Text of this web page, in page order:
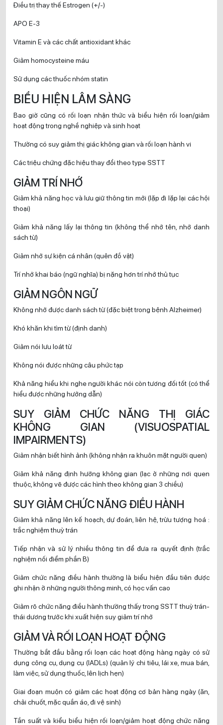
Điều trị thay thế Estrogen (+/-)
APO E-3
Vitamin E và các chất antioxidant khác
Giảm homocysteine máu
Sử dụng các thuốc nhóm statin
BIỂU HIỆN LÂM SÀNG
Bao giờ cũng có rối loạn nhận thức và biểu hiện rối loạn/giảm
hoạt động trong nghề nghiệp và sinh hoạt
Thường có suy giảm thị giác không gian và rối loạn hành vi
Các triệu chứng đặc hiệu thay đổi theo type SSTT
GIẢM TRÍ NHỚ
Giảm khả năng học và lưu giữ thông tin mới (lặp đi lặp lại các hội
thoại)
Giảm khả năng lấy lại thông tin (không thể nhớ tên, nhớ danh
sách từ)
Giảm nhớ sự kiện cá nhân (quên đồ vật)
Trí nhớ khai báo (ngữ nghĩa) bị nặng hơn trí nhớ thủ tục
GIẢM NGÔN NGỮ
Không nhớ được danh sách từ (đặc biệt trong bệnh Alzheimer)
Khó khăn khi tìm từ (định danh)
Giảm nói lưu loát từ
Không nói được những câu phức tạp
Khả năng hiểu khi nghe người khác nói còn tương đối tốt (có thể
hiểu được những hướng dẫn)
SUY GIẢM CHỨC NĂNG THỊ GIÁC
KHÔNG GIAN (VISUOSPATIAL
IMPAIRMENTS)
Giảm nhận biết hình ảnh (không nhận ra khuôn mặt người quen)
Giảm khả năng định hướng không gian (lạc ở những nơi quen
thuộc, không vẽ được các hình theo không gian 3 chiều)
SUY GIẢM CHỨC NĂNG ĐIỀU HÀNH
Giảm khả năng lên kế hoạch, dự đoán, liên hệ, trừu tượng hoá :
trắc nghiệm thuỳ trán
Tiếp nhận và sử lý nhiều thông tin để đưa ra quyết định (trắc
nghiệm nối điểm phần B)
Giảm chức năng điều hành thường là biểu hiện đầu tiên được
ghi nhận ở những người thông minh, có học vấn cao
Giảm rõ chức năng điều hành thường thấy trong SSTT thuỳ trán-
thái dương trước khi xuất hiện suy giảm trí nhớ
GIẢM VÀ RỐI LOẠN HOẠT ĐỘNG
Thường bắt đầu bằng rối loạn các hoạt động hàng ngày có sử
dụng công cụ, dụng cụ (IADLs) (quản lý chi tiêu, lái xe, mua bán,
làm việc, sử dụng thuốc, lên lịch hẹn)
Giai đoạn muộn có giảm các hoạt động cơ bản hàng ngày (ăn,
chải chuốt, mặc quần áo, đi vệ sinh)
Tần suất và kiểu biểu hiện rối loạn/giảm hoạt động chức năng